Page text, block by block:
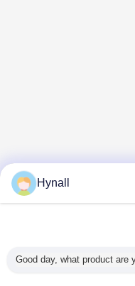
Hynall
Good day, what product are